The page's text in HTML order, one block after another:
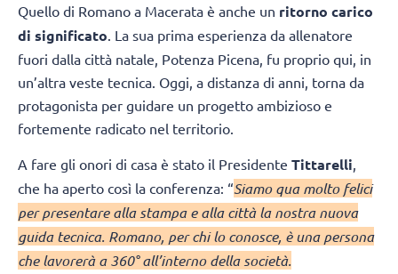
Quello di Romano a Macerata è anche un ritorno carico
di significato . La sua prima esperienza da allenatore
fuori dalla città natale, Potenza Picena, fu proprio qui, in
un’altra veste tecnica. Oggi, a distanza di anni, torna da
protagonista per guidare un progetto ambizioso e
fortemente radicato nel territorio.
A fare gli onori di casa è stato il Presidente Tittarelli,
che ha aperto così la conferenza: “Siamo qua molto felici
per presentare alla stampa e alla città la nostra nuova
guida tecnica. Romano, per chi lo conosce, è una persona
che lavorerà a 360° all’interno della società.